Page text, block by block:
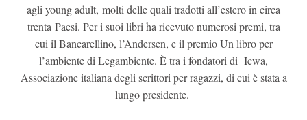
agli young adult, molti delle quali tradotti all’estero in circa
trenta Paesi. Per i suoi libri ha ricevuto numerosi premi, tra
cui il Bancarellino, l’Andersen, e il premio Un libro per
l’ambiente di Legambiente. È tra i fondatori di Icwa,
Associazione italiana degli scrittori per ragazzi, di cui è stata a
lungo presidente.